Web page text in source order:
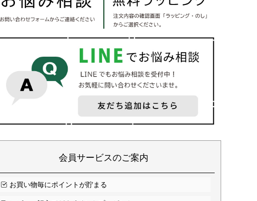
会員サービスのご案内
お買い物毎にポイントが貯まる